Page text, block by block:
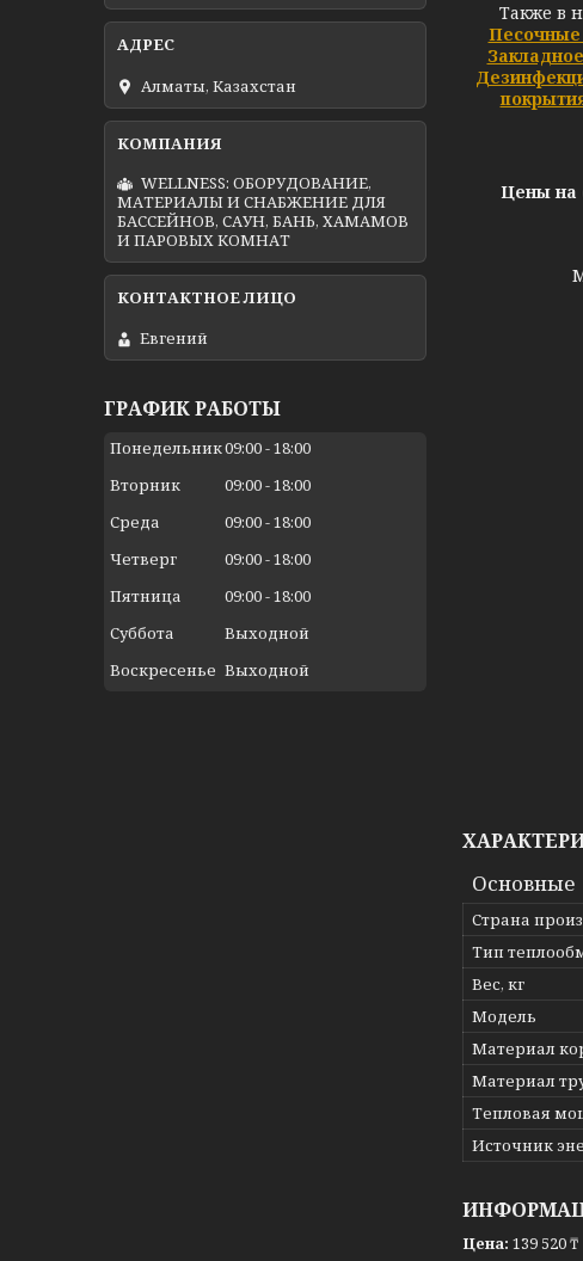
Также в
Цены на
Основные
Страна
Тип
Вес, кг
Модель
Материал
Материал
Тепловая
Источник
Цена: 139 520 ₸
Алматы, Казахстан
WELLNESS: ОБОРУДОВАНИЕ,
МАТЕРИАЛЫ И СНАБЖЕНИЕ ДЛЯ
БАССЕЙНОВ, САУН, БАНЬ, ХАМАМОВ
И ПАРОВЫХ КОМНАТ
Евгений
ГРАФИК РАБОТЫ
Понедельник09:00 18:00
Вторник
09:00 18:00
Среда
09:00 18:00
Четверг
09:00 18:00
Пятница
09:00 18:00
Суббота
Выходной
Воскресенье Выходной